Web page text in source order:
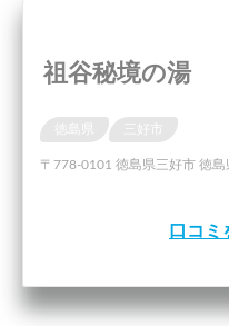
祖谷秘境の湯
〒778-0101 徳島県三好市 徳
口コミ